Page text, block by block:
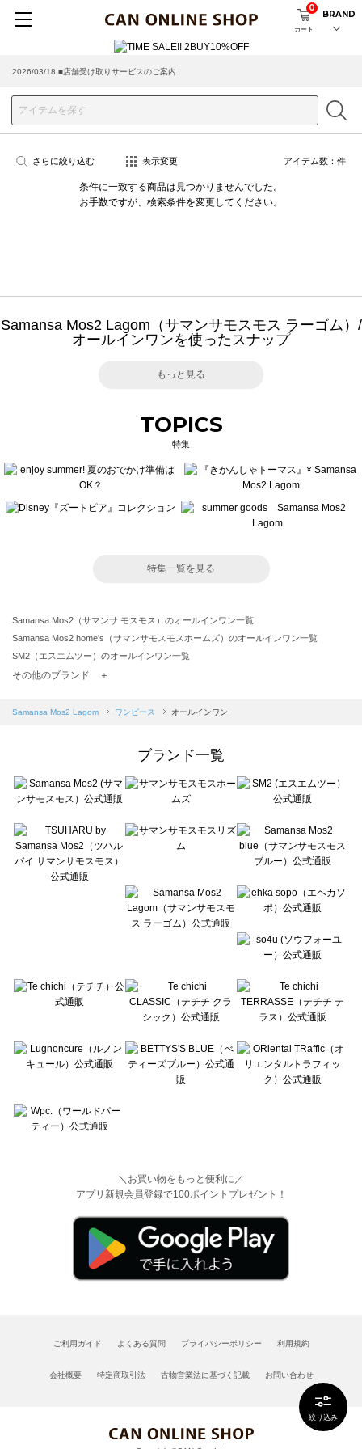
カート
0
BRAND
2026/03/18 ■店舗受け取りサービスのご案内
絞り込み
さらに絞り込む 表示変更 アイテム数： 件
条件に一致する商品は見つかりませんでした。
お手数ですが、検索条件を変更してください。
Samansa Mos2 Lagom（サマンサモスモス ラーゴム）/
オールインワンを使ったスナップ
もっと見る
TOPICS
特集
特集一覧を見る
Samansa Mos2（サマンサ モスモス）のオールインワン一覧
Samansa Mos2 home's（サマンサモスモスホームズ）のオールインワン一覧
SM2（エスエムツー）のオールインワン一覧
Samansa Mos2 blue（サマンサモスモス ブルー）のオールインワン一覧
sō4ū（ソウフォーユー）のオールインワン一覧
Te chichi（テチチ）のオールインワン一覧
Te chichi CLASSIC（テチチ クラシック）のオールインワン一覧
Lugnoncure（ルノンキュール）のオールインワン一覧
BETTY'S BLUE（べティーズブルー）のオールインワン一覧
Wpc.（ワールドパーティー）のオールインワン一覧
その他のブランド ＋
Samansa Mos2 Lagom ワンピース オールインワン
ブランド一覧
＼お買い物をもっと便利に／
アプリ新規会員登録で100ポイントプレゼント！
ご利用ガイド よくある質問 プライバシーポリシー 利用規約
会社概要 特定商取引法 古物営業法に基づく記載 お問い合わせ